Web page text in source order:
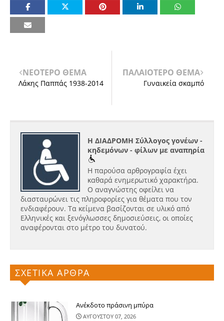
ΝΕΟΤΕΡΟ ΘΕΜΑ
Λάκης Παππάς 1938-2014
ΠΑΛΑΙΟΤΕΡΟ ΘΕΜΑ
Γυναικεία σκαμπό
Η ΔΙΑΔΡΟΜΗ Σύλλογος γονέων -
κηδεμόνων - φίλων με αναπηρία
Η παρούσα αρθρογραφία έχει
καθαρά ενημερωτικό χαρακτήρα.
Ο αναγνώστης οφείλει να
διασταυρώνει τις πληροφορίες για θέματα που τον
ενδιαφέρουν. Τα κείμενα βασίζονται σε υλικό από
Ελληνικές και ξενόγλωσσες δημοσιεύσεις, οι οποίες
αναφέρονται στο μέτρο του δυνατού.
ΣΧΕΤΙΚΑ ΑΡΘΡΑ
Ανέκδοτο πράσινη μπύρα
ΑΥΓΟΥΣΤΟΥ 07, 2026